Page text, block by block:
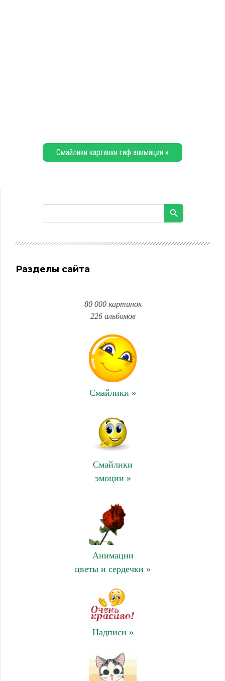
Смайлики картинки гиф анимации »
Разделы сайта
80 000 картинок
226 альбомов
Смайлики »
Смайлики
эмоции »
Анимации
цветы и сердечки »
Надписи »